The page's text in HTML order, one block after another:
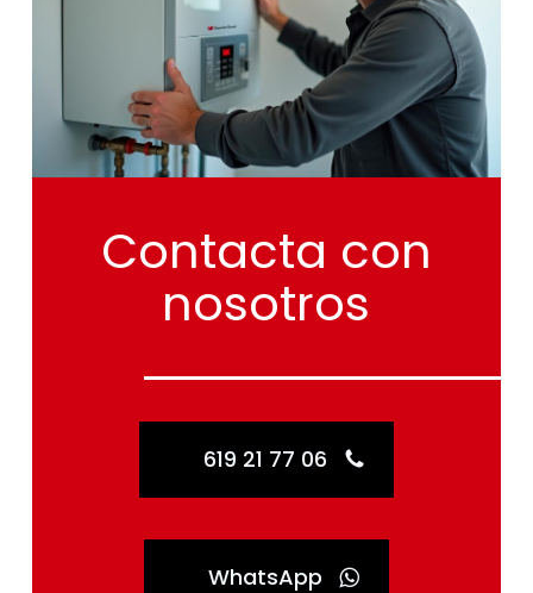
nosotros
619 21 77 06
WhatsApp